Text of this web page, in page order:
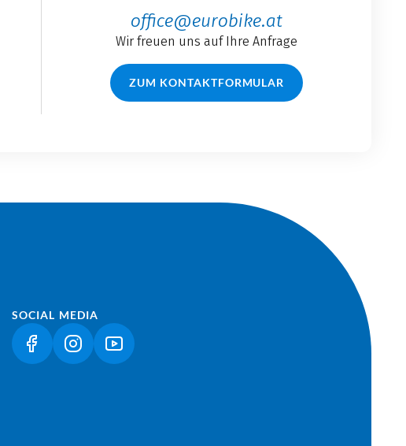
office@eurobike.at
Wir freuen uns auf Ihre Anfrage
ZUM KONTAKTFORMULAR
SOCIAL MEDIA
(LINK ÖFFNET IN NEUEM TAB)
(LINK ÖFFNET IN NEUEM TAB)
(LINK ÖFFNET IN NEUEM TAB)